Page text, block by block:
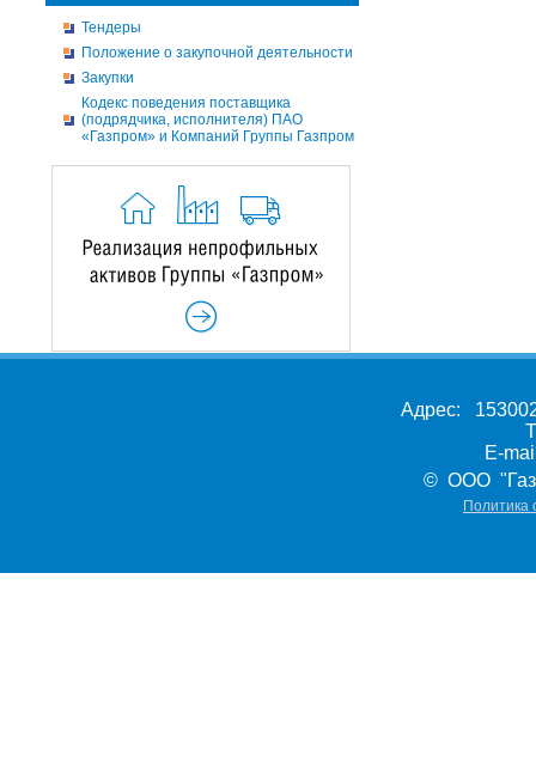
Тендеры
Положение о закупочной деятельности
Закупки
Кодекс поведения поставщика
(подрядчика, исполнителя) ПАО
«Газпром» и Компаний Группы Газпром
Адрес:
E-
© ООО
Политика